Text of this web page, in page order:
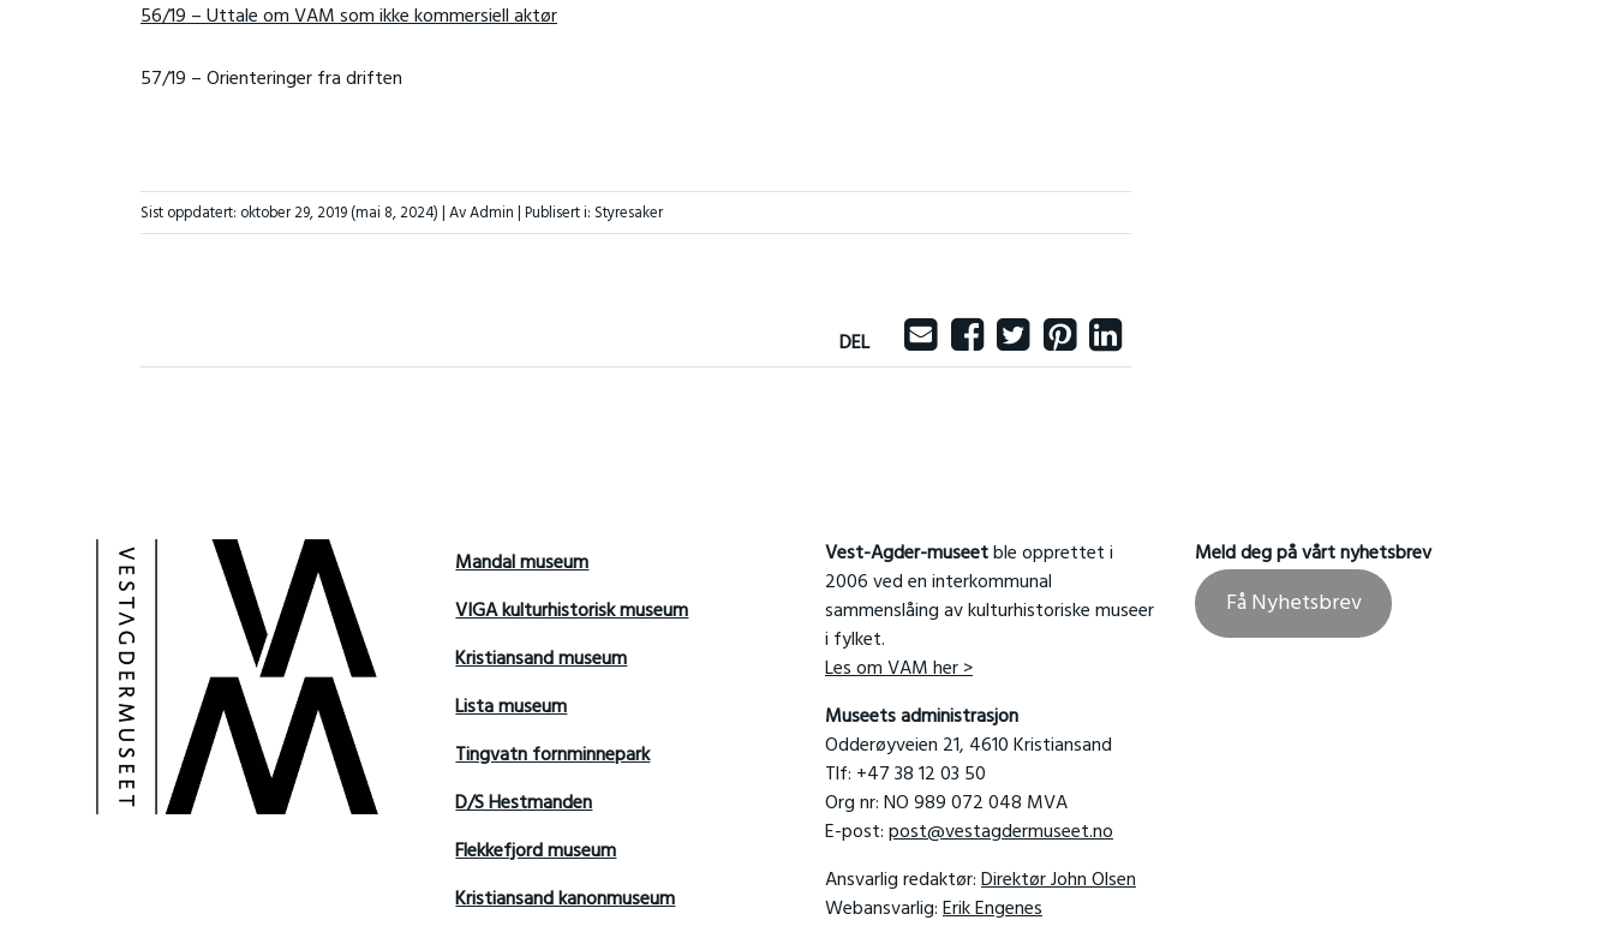
56/19 – Uttale om VAM som ikke kommersiell aktør
57/19 – Orienteringer fra driften
Sist oppdatert: oktober 29, 2019(mai 8, 2024)| Av Admin |Publisert i: Styresaker
DEL
Mandal museum
VIGA kulturhistorisk museum
Kristiansand museum
Lista museum
Tingvatn fornminnepark
D/S Hestmanden
Flekkefjord museum
Kristiansand kanonmuseum
Vest-Agder-museetble opprettet i
2006 ved en interkommunal
sammenslåing av kulturhistoriske museer
i fylket.
Les om VAM her >
Museets administrasjon
Odderøyveien 21, 4610 Kristiansand
Tlf: +47 38 12 03 50
Org nr: NO 989 072 048 MVA
E-post:post@vestagdermuseet.no
Ansvarlig redaktør:Direktør John Olsen
Webansvarlig:Erik Engenes
Meld deg på vårt nyhetsbrev
Få Nyhetsbrev